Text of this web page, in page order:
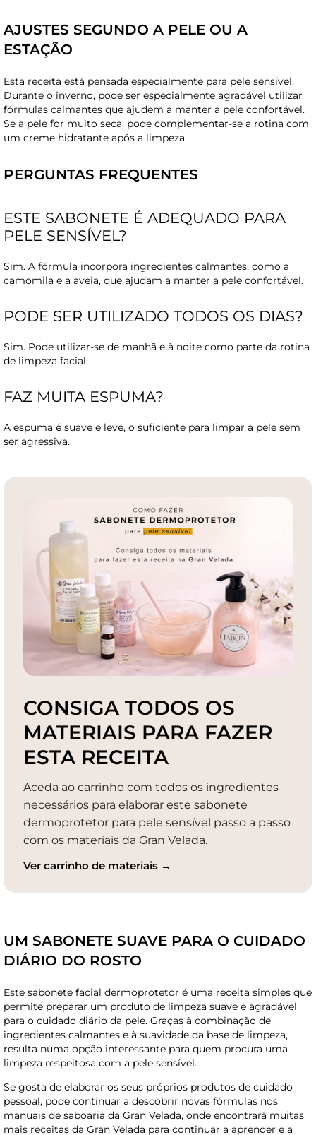
AJUSTES SEGUNDO A PELE OU A
ESTAÇÃO
Esta receita está pensada especialmente para pele sensível.
Durante o inverno, pode ser especialmente agradável utilizar
fórmulas calmantes que ajudem a manter a pele confortável.
Se a pele for muito seca, pode complementar-se a rotina com
um creme hidratante após a limpeza.
PERGUNTAS FREQUENTES
ESTE SABONETE É ADEQUADO PARA
PELE SENSÍVEL?
Sim. A fórmula incorpora ingredientes calmantes, como a
camomila e a aveia, que ajudam a manter a pele confortável.
PODE SER UTILIZADO TODOS OS DIAS?
Sim. Pode utilizar-se de manhã e à noite como parte da rotina
de limpeza facial.
FAZ MUITA ESPUMA?
A espuma é suave e leve, o suficiente para limpar a pele sem
ser agressiva.
CONSIGA TODOS OS
MATERIAIS PARA FAZER
ESTA RECEITA
Aceda ao carrinho com todos os ingredientes
necessários para elaborar este sabonete
dermoprotetor para pele sensível passo a passo
com os materiais da Gran Velada.
Ver carrinho de materiais →
UM SABONETE SUAVE PARA O CUIDADO
DIÁRIO DO ROSTO
Este sabonete facial dermoprotetor é uma receita simples que
permite preparar um produto de limpeza suave e agradável
para o cuidado diário da pele. Graças à combinação de
ingredientes calmantes e à suavidade da base de limpeza,
resulta numa opção interessante para quem procura uma
limpeza respeitosa com a pele sensível.
Se gosta de elaborar os seus próprios produtos de cuidado
pessoal, pode continuar a descobrir novas fórmulas nos
manuais de saboaria da Gran Velada, onde encontrará muitas
mais receitas da Gran Velada para continuar a aprender e a